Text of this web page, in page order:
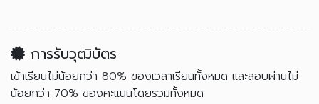
การรับวุฒิบัตร
เข้าเรียนไม่น้อยกว่า 80% ของเวลาเรียนทั้งหมด และสอบผ่านไม่
น้อยกว่า 70% ของคะแนนโดยรวมทั้งหมด